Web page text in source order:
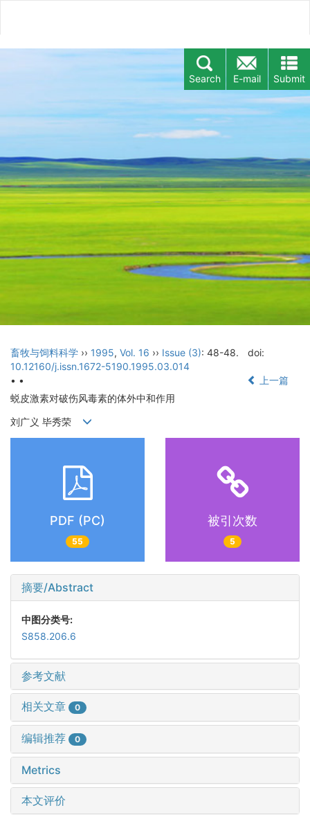
Submit
E-mail
Search
畜牧与饲料科学 ›› 1995, Vol. 16 ›› Issue (3): 48-48.
doi:
10.12160/j.issn.1672-5190.1995.03.014
• •
上一篇
蜕皮激素对破伤风毒素的体外中和作用
刘广义 毕秀荣
PDF (PC)
55
被引次数
5
摘要/Abstract
中图分类号:
S858.206.6
参考文献
相关文章 0
编辑推荐 0
Metrics
本文评价